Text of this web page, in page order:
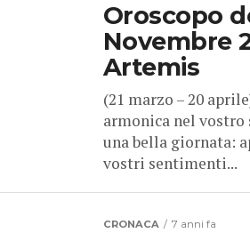
Oroscopo
Novembre
Artemis
(21 marzo – 20
armonica nel vostro
una bella giornata:
vostri sentimenti...
CRONACA 7 anni fa